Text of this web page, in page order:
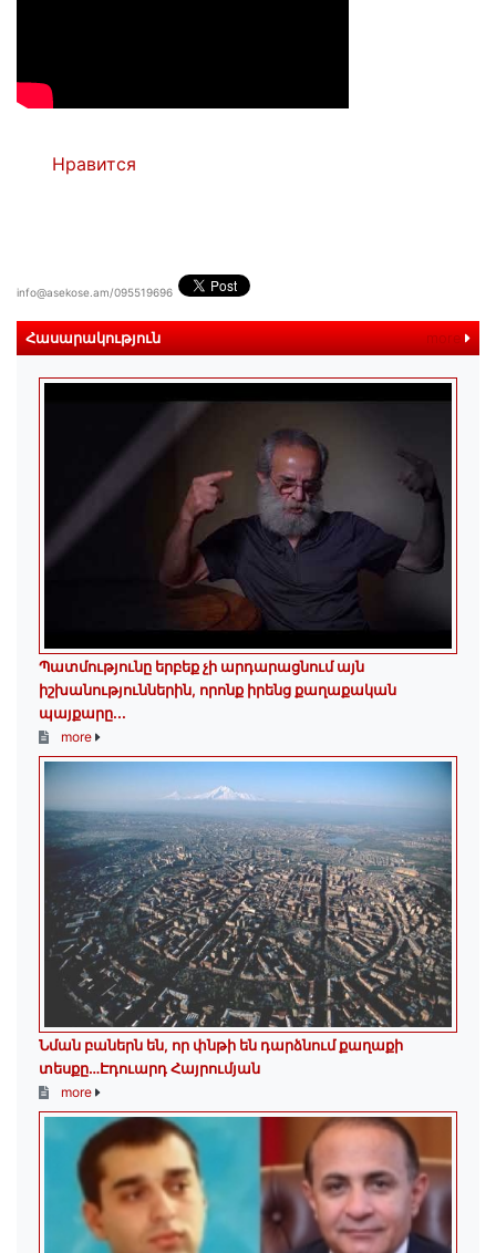
Нравится
info@asekose.am/095519696
Հասարակություն more
Պատմությունը երբեք չի արդարացնում այն
իշխանություններին, որոնք իրենց քաղաքական
պայքարը...
more
Նման բաներն են, որ փնթի են դարձնում քաղաքի
տեսքը…Էդուարդ Հայրումյան
more